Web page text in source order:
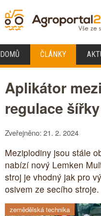
DOMŮ ČLÁNKY
Aplikátor
regulace
Zveřejněno: 21. 2. 2024
Meziplodiny jsou stále
nabízí nový Lemken
stroj je vhodný jak pro
osivem ze secího stroje.
zemědělská technika